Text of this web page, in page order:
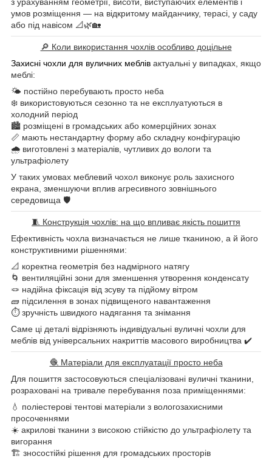
з урахуванням геометрії, висоти, виступаючих елементів і
умов розміщення — на відкритому майданчику, терасі, у саду
або під навісом 📐🌿🏡
🔎 Коли використання чохлів особливо доцільне
Захисні чохли для вуличних меблів актуальні у випадках, якщо
меблі:
🌤 постійно перебувають просто неба
❄️ використовуються сезонно та не експлуатуються в
холодний період
🏙 розміщені в громадських або комерційних зонах
📏 мають нестандартну форму або складну конфігурацію
🌧 виготовлені з матеріалів, чутливих до вологи та
ультрафіолету
У таких умовах меблевий чохол виконує роль захисного
екрана, зменшуючи вплив агресивного зовнішнього
середовища 🛡
🧵 Конструкція чохлів: на що впливає якість пошиття
Ефективність чохла визначається не лише тканиною, а й його
конструктивними рішеннями:
📐 коректна геометрія без надмірного натягу
🌀 вентиляційні зони для зменшення утворення конденсату
🪢 надійна фіксація від зсуву та підйому вітром
🧱 підсилення в зонах підвищеного навантаження
⏱ зручність швидкого надягання та знімання
Саме ці деталі відрізняють індивідуальні вуличні чохли для
меблів від універсальних накриттів масового виробництва ✔️
🧶 Матеріали для експлуатації просто неба
Для пошиття застосовуються спеціалізовані вуличні тканини,
розраховані на тривале перебування поза приміщеннями:
💧 поліестерові тентові матеріали з вологозахисними
просоченнями
☀️ акрилові тканини з високою стійкістю до ультрафіолету та
вигорання
🏗 зносостійкі рішення для громадських просторів